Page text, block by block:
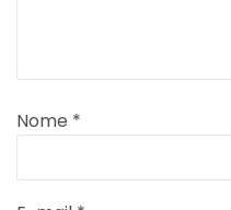
Nome *